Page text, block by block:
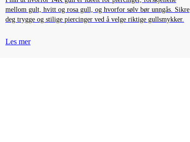
mellom gult, hvitt og rosa gull, og hvorfor sølv bør unngås. Sikre
deg trygge og stilige piercinger ved å velge riktige gullsmykker.
Les mer